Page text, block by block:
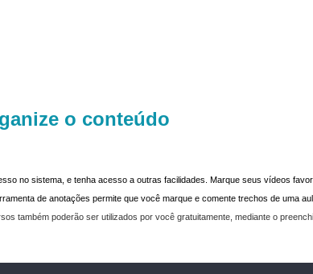
o conteúdo
no sistema, e tenha acesso a outras facilidades. Marque seus vídeos
de anotações permite que você marque e comente trechos de uma
também poderão ser utilizados por você gratuitamente, mediante o